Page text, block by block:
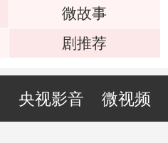
微故事
剧推荐
央视影音 微视频